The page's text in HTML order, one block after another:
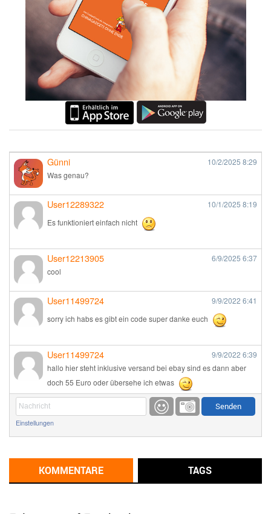
Günni 10/2/2025 8:29
Was genau?
User12289322 10/1/2025 8:19
Es funktioniert einfach nicht
User12213905 6/9/2025 6:37
cool
User11499724 9/9/2022 6:41
sorry ich habs es gibt ein code super danke euch
User11499724 9/9/2022 6:39
hallo hier steht inklusive versand bei ebay sind es dann aber
doch 55 Euro oder übersehe ich etwas
Günni 9/1/20226:17
Günni
Einstellungen
KOMMENTARE TAGS